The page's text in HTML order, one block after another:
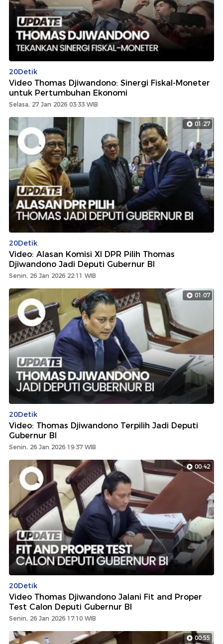
20Detik
Video Thomas Djiwandono: Sinergi Fiskal-Moneter
untuk Pertumbuhan Ekonomi
Selasa, 27 Jan 2026 03:33 WIB
01:27
20Detik
Video: Alasan Komisi XI DPR Pilih Thomas
Djiwandono Jadi Deputi Gubernur BI
Senin, 26 Jan 2026 22:11 WIB
01:07
20Detik
Video: Thomas Djiwandono Terpilih Jadi Deputi
Gubernur BI
Senin, 26 Jan 2026 19:37 WIB
00:42
20Detik
Video Thomas Djiwandono Jalani Fit and Proper
Test Calon Deputi Gubernur BI
Senin, 26 Jan 2026 17:10 WIB
00:55